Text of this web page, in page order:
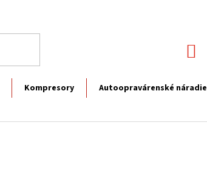
Kompresory Autoopravárenské náradie